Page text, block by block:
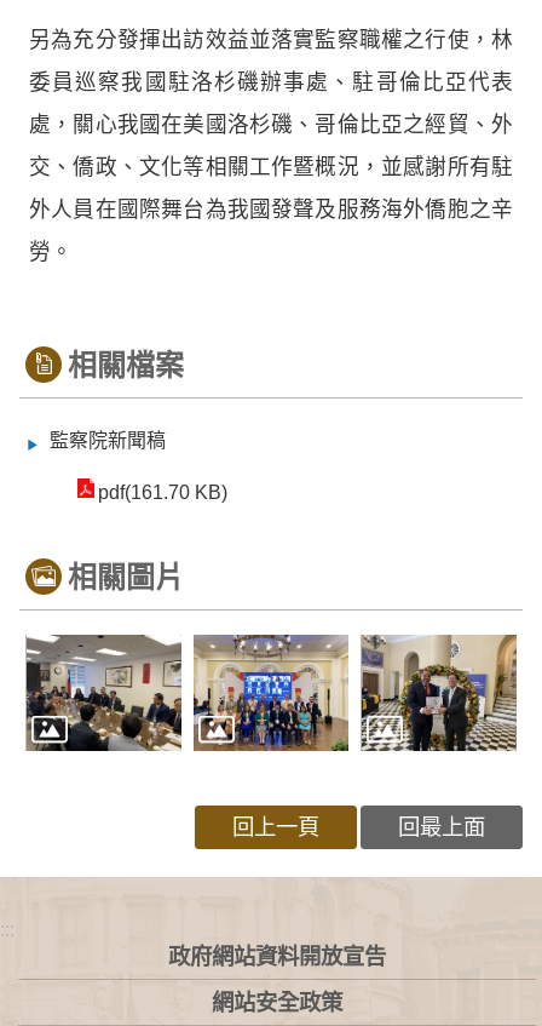
另為充分發揮出訪效益並落實監察職權之行使，林
委員巡察我國駐洛杉磯辦事處、駐哥倫比亞代表
處，關心我國在美國洛杉磯、哥倫比亞之經貿、外
交、僑政、文化等相關工作暨概況，並感謝所有駐
外人員在國際舞台為我國發聲及服務海外僑胞之辛
勞。
相關檔案
監察院新聞稿
pdf(161.70 KB)
相關圖片
回上一頁 回最上面
:::
政府網站資料開放宣告
網站安全政策